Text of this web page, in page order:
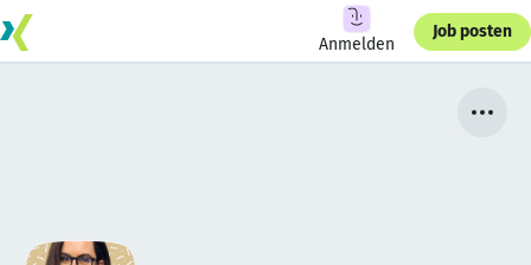
Anmelden
Job posten